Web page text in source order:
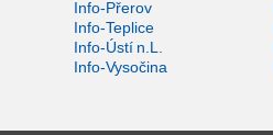
Info-Přerov
Info-Teplice
Info-Ústí n.L.
Info-Vysočina